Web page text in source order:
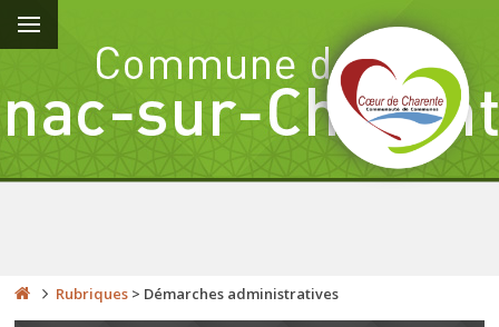
Rubriques > Démarches administratives